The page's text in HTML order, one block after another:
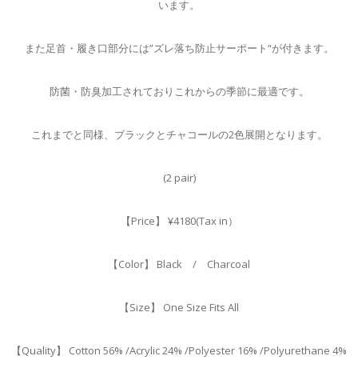
います。
また足首・履き口部分には”ズレ落ち防止サーポート“が付きます。
防菌・防臭加工されておりこれからの季節に最適です。
これまでと同様、ブラックとチャコールの2色展開となります。
(2 pair)
【Price】 ¥4180(Tax in）
【Color】 Black / Charcoal
【Size】 One Size Fits All
【Quality】 Cotton 56% /Acrylic 24% /Polyester 16% /Polyurethane 4%